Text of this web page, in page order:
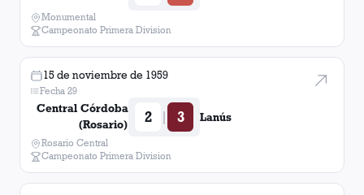
Monumental
Campeonato Primera Division
15 de noviembre de 1959
Fecha 29
Central Córdoba
(Rosario)
2 | 3 Lanús
Rosario Central
Campeonato Primera Division